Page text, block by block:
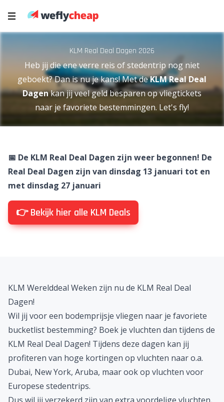
KLM Real Deal Dagen 2026
Heb jij die ene verre reis of stedentrip nog niet
geboekt? Dan is nu je kans! Met deKLM Real Deal
Dagenkan jij veel geld besparen op vliegtickets
naar je favoriete bestemmingen. Let's fly!
📅 De KLM Real Deal Dagen zijn weer begonnen! De
Real Deal Dagen zijn van dinsdag 13 januari tot en
met dinsdag 27 januari
👉 Bekijk hier alle KLM Deals
KLM Werelddeal Weken zijn nu de KLM Real Deal
Dagen!
Wil jij voor een bodemprijsje vliegen naar je favoriete
bucketlist bestemming? Boek je vluchten dan tijdens de
KLM Real Deal Dagen! Tijdens deze dagen kan jij
profiteren van hoge kortingen op vluchten naar o.a.
Dubai, New York, Aruba, maar ook op vluchten voor
Europese stedentrips.